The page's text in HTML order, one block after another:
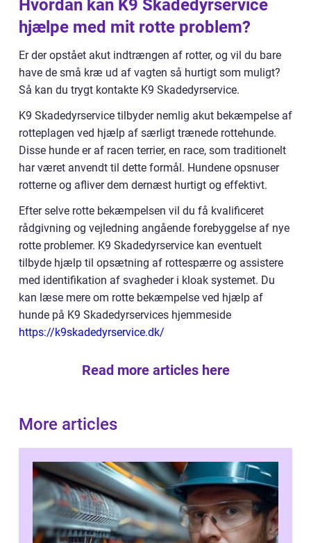
Hvordan kan K9 Skadedyrservice
hjælpe med mit rotte problem?
Er der opstået akut indtrængen af rotter, og vil du bare
have de små kræ ud af vagten så hurtigt som muligt?
Så kan du trygt kontakte K9 Skadedyrservice.
K9 Skadedyrservice tilbyder nemlig akut bekæmpelse af
rotteplagen ved hjælp af særligt trænede rottehunde.
Disse hunde er af racen terrier, en race, som traditionelt
har været anvendt til dette formål. Hundene opsnuser
rotterne og afliver dem dernæst hurtigt og effektivt.
Efter selve rotte bekæmpelsen vil du få kvalificeret
rådgivning og vejledning angående forebyggelse af nye
rotte problemer. K9 Skadedyrservice kan eventuelt
tilbyde hjælp til opsætning af rottespærre og assistere
med identifikation af svagheder i kloak systemet. Du
kan læse mere om rotte bekæmpelse ved hjælp af
hunde på K9 Skadedyrservices hjemmeside
https://k9skadedyrservice.dk/
Read more articles here
More articles